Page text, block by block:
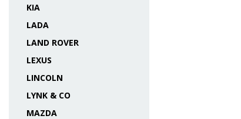
KIA
LADA
LAND ROVER
LEXUS
LINCOLN
LYNK & CO
MAZDA